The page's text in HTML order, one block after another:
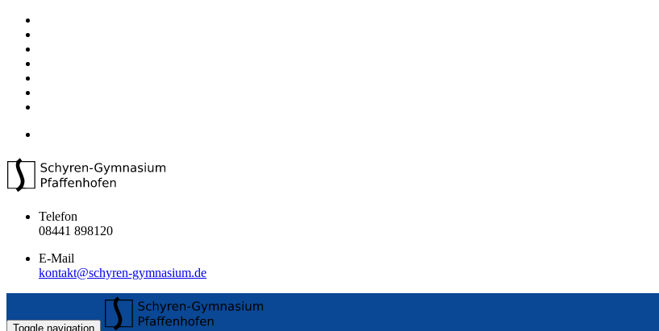
Telefon
08441 898120
E-Mail
kontakt@schyren-gymnasium.de
Toggle navigation